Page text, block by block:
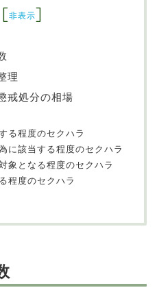
[非表示]
理
戒処分の相場
る程度のセクハラ
に該当する程度のセクハラ
象となる程度のセクハラ
程度のセクハラ